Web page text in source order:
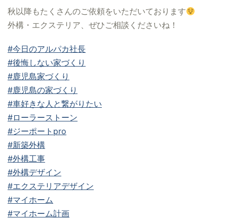
秋以降もたくさんのご依頼をいただいております
外構・エクステリア、ぜひご相談くださいね！
#今日のアルパカ社長
#後悔しない家づくり
#鹿児島家づくり
#鹿児島の家づくり
#車好きな人と繋がりたい
#ローラーストーン
#ジーポートpro
#新築外構
#外構工事
#外構デザイン
#エクステリアデザイン
#マイホーム
#マイホーム計画